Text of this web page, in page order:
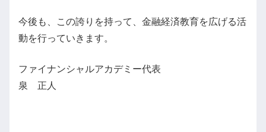
今後も、この誇りを持って、金融経済教育を広げる活
動を行っていきます。
ファイナンシャルアカデミー代表
泉 正人